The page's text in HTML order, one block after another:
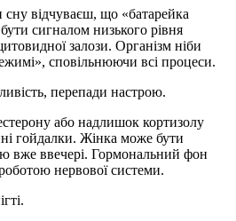
сну відчуваєш, що «батарейка
сигналом низького рівня
залози. Організм ніби
сповільнюючи всі процеси.
перепади настрою.
або надлишок кортизолу
гойдалки. Жінка може бути
вже ввечері. Гормональний фон
нервової системи.